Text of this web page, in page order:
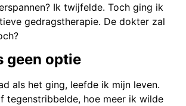
Ik twijfelde. Toch ging ik
gedragstherapie. De dokter zal
geen optie
als het ging, leefde ik mijn leven.
tegenstribbelde, hoe meer ik wilde